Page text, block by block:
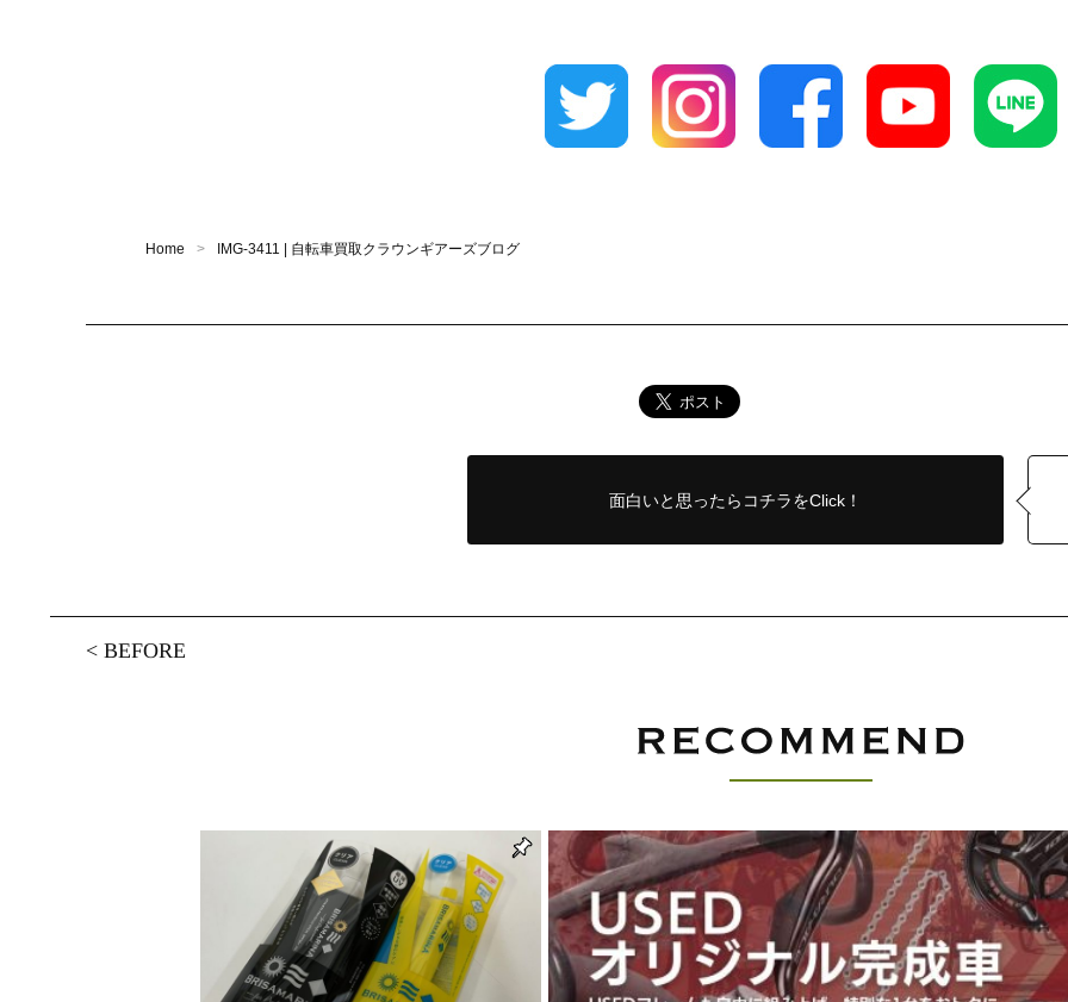
Home IMG-3411 | 自転車買取クラウンギアーズブログ
面白いと思ったら コチラをClick！
<BEFORE